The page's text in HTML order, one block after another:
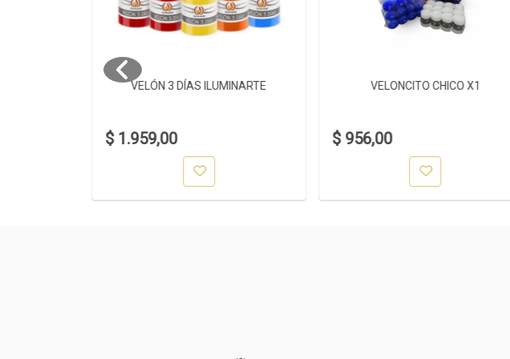
VELÓN 3 DÍAS ILUMINARTE
$ 1.959,00
VELONCITO CHICO X1
$ 956,00